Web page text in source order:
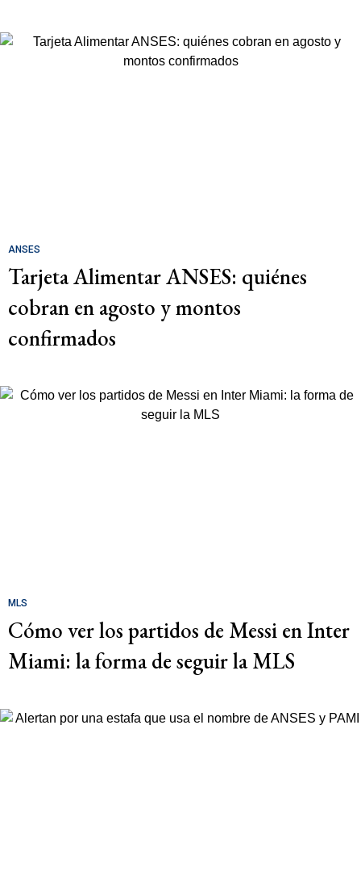
ANSES
Tarjeta Alimentar ANSES: quiénes
cobran en agosto y montos
confirmados
MLS
Cómo ver los partidos de Messi en Inter
Miami: la forma de seguir la MLS